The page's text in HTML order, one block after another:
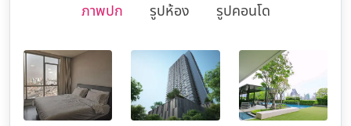
ภาพปก รูปห้อง รูปคอนโด